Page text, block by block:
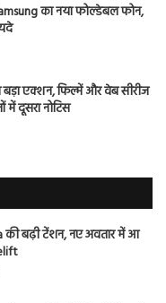
का नया फोल्डेबल फोन,
एक्शन, फिल्में और वेब सीरीज
में दूसरा नोटिस
बढ़ी टेंशन, नए अवतार में आ